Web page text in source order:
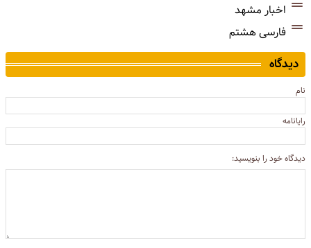
اخبار مشهد
فارسی هشتم
دیدگاه
نام
رایانامه
دیدگاه خود را بنویسید: